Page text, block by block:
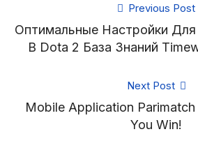
Previous Post
Оптимальные Настройки
В Dota 2 База Знаний
Next Post
Mobile Application
You Win!